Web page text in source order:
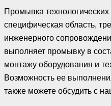
Промывка
специфическая область,
инженерного
выполняет промывку в
монтажу оборудования и
Возможность ее
также можете обсудить с